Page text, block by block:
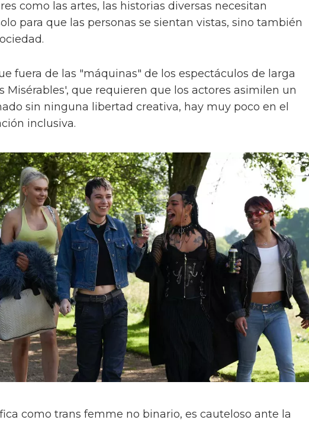
como las artes, las historias diversas necesitan
para que las personas se sientan vistas, sino también
fuera de las "máquinas" de los espectáculos de larga
Misérables', que requieren que los actores asimilen un
sin ninguna libertad creativa, hay muy poco en el
inclusiva.
como trans femme no binario, es cauteloso ante la